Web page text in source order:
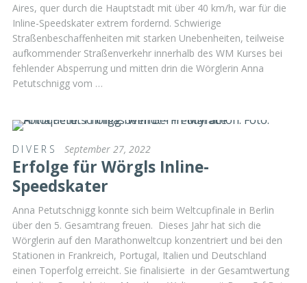
Aires, quer durch die Hauptstadt mit über 40 km/h, war für die
Inline-Speedskater extrem fordernd. Schwierige
Straßenbeschaffenheiten mit starken Unebenheiten, teilweise
aufkommender Straßenverkehr innerhalb des WM Kurses bei
fehlender Absperrung und mitten drin die Wörglerin Anna
Petutschnigg vom …
DIVERS September 27, 2022
Erfolge für Wörgls Inline-
Speedskater
Anna Petutschnigg konnte sich beim Weltcupfinale in Berlin
über den 5. Gesamtrang freuen. Dieses Jahr hat sich die
Wörglerin auf den Marathonweltcup konzentriert und bei den
Stationen in Frankreich, Portugal, Italien und Deutschland
einen Toperfolg erreicht. Sie finalisierte in der Gesamtwertung